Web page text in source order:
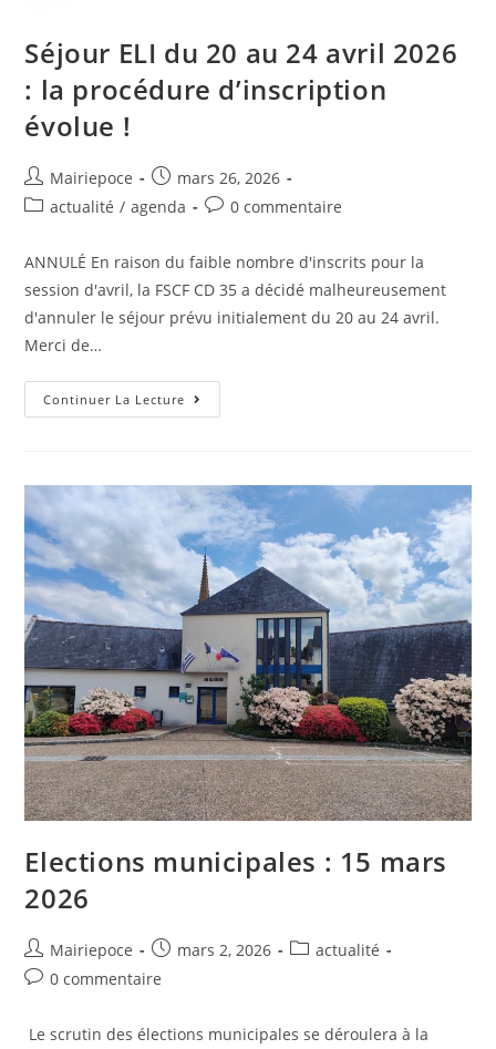
Séjour ELI du 20 au 24 avril 2026
: la procédure d’inscription
évolue !
Mairiepoce
mars 26, 2026
actualité / agenda 0 commentaire
ANNULÉ En raison du faible nombre d'inscrits pour la
session d'avril, la FSCF CD 35 a décidé malheureusement
d'annuler le séjour prévu initialement du 20 au 24 avril.
Merci de…
Continuer La Lecture
Elections municipales : 15 mars
2026
Mairiepoce mars 2, 2026
actualité
0 commentaire
Le scrutin des élections municipales se déroulera à la